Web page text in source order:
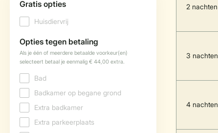
2 nachten
3 nachten
4 nachten